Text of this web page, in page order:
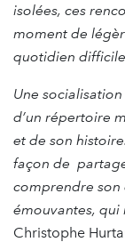
isolées, ces
moment de
quotidien
Une
d’un répertoire
et de son
façon de
comprendre son
émouvantes, qui
Christophe